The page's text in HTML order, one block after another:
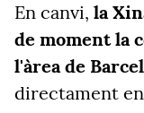
En canvi, la
de moment la
l'àrea de
directament